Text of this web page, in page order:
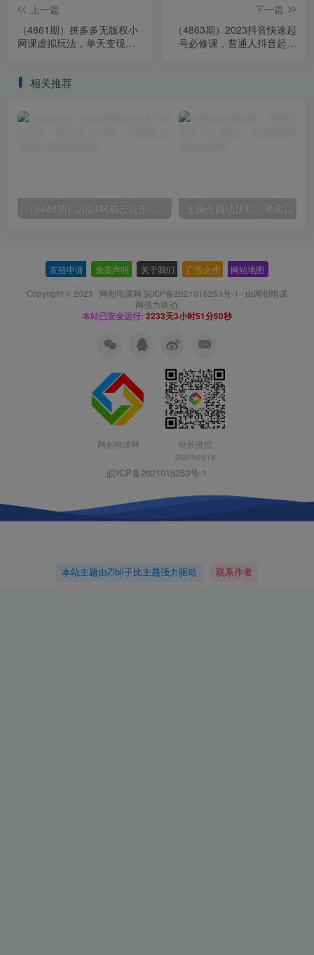
上一篇
（4861期）拼多多无版权小
网课虚拟玩法，单天变现
下一篇
（4863期）2023抖音快速起
号必修课，普通人抖音起号
相关推荐
友链申请 免责声明 关于我们 广告合作 网站地图
Copyright © 2023 · 网创电课网 皖ICP备2021015253号-1 · 由网创电课
网强力驱动.
本站已安全运行: 2233天3小时51分51秒
网创电课网
站长微信
dianke618
皖ICP备2021015253号-1
本站主题由Zibll子比主题强力驱动 联系作者